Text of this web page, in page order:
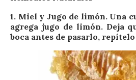
1. Miel y Jugo de limón.Una
agrega jugo de limón. Deja
boca antes de pasarlo,